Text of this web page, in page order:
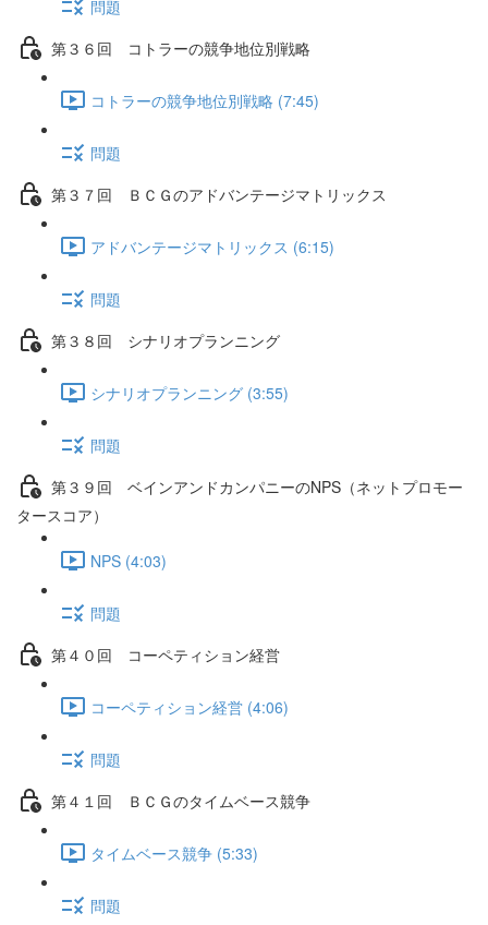
問題
第３６回 コトラーの競争地位別戦略
コトラーの競争地位別戦略 (7:45)
問題
第３７回 ＢＣＧのアドバンテージマトリックス
アドバンテージマトリックス (6:15)
問題
第３８回 シナリオプランニング
シナリオプランニング (3:55)
問題
第３９回 ベインアンドカンパニーのNPS（ネットプロモー
タースコア）
NPS (4:03)
問題
第４０回 コーペティション経営
コーペティション経営 (4:06)
問題
第４１回 ＢＣＧのタイムベース競争
タイムベース競争 (5:33)
問題